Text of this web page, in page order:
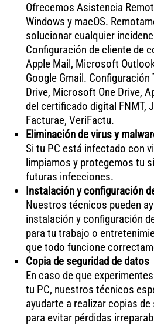
Ofrecemos Asistencia
Windows y macOS.
solucionar cualquier
Configuración de cliente de
Apple Mail, Microsoft
Google Gmail.
Drive, Microsoft One Drive,
del certificado digital FNMT,
Facturae, VeriFactu.
Eliminación de virus y
Si tu PC está infectado con
limpiamos y protegemos tu
futuras infecciones.
Instalación y configuración
Nuestros técnicos pueden
instalación y configuración
para tu trabajo o
que todo funcione
Copia de seguridad de datos
En caso de que
tu PC, nuestros técnicos
ayudarte a realizar copias
para evitar pérdidas